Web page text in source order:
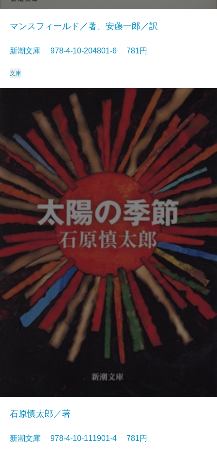
マンスフィールド／著、安藤一郎／訳
新潮文庫 978-4-10-204801-6 781円
文庫
石原慎太郎／著
新潮文庫 978-4-10-111901-4 781円